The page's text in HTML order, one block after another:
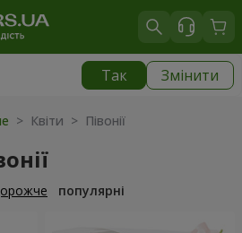
Так Змінити
> Квіти > Півонії
популярні